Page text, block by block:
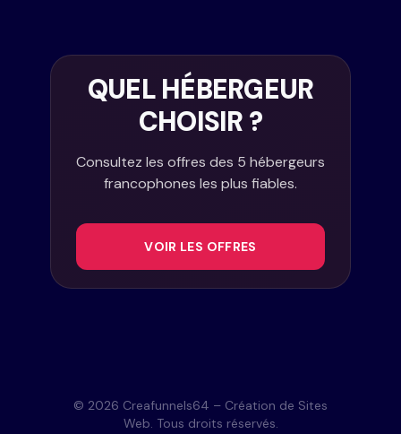
QUEL HÉBERGEUR
CHOISIR ?
Consultez les offres des 5 hébergeurs
francophones les plus fiables.
VOIR LES OFFRES
© 2026 Creafunnels64 – Création de Sites
Web. Tous droits réservés.